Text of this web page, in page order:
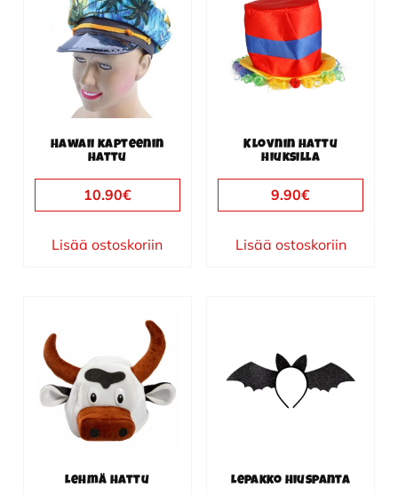
Hawaii kapteenin
hattu
10.90€
Lisää ostoskoriin
Klovnin hattu
hiuksilla
9.90€
Lisää ostoskoriin
Lehmä hattu Lepakko hiuspanta